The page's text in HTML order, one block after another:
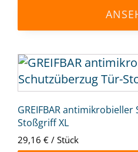
auf
der
Produktseite
gewählt
werden
GREIFBAR
Stoßgriff XL
29,16 € / Stück
Dieses
Produkt
weist
mehrere
Varianten
auf.